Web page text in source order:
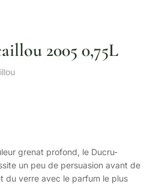
2005 0,75L
grenat profond, le Ducru-
un peu de persuasion avant de
du verre avec le parfum le plus